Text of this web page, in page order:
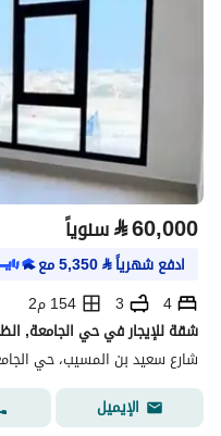
⃁60,000 سنوياً
ادفع شهرياً⃁
5,350مع
4
3
154 م2
شقة للإيجار في حي الجامعة,
شارع سعيد بن المسيب، حي
الإيميل